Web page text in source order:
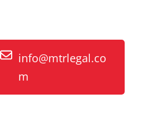
info@mtrlegal.co
m